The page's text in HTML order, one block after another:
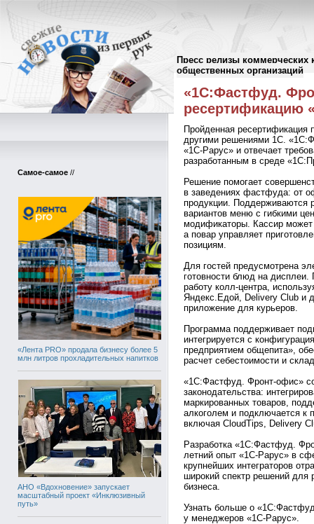
Пресс релизы коммерческих
общественных организаций
Самое-самое //
«Лента PRO» продала бизнесу более 5
млн литров прохладительных напитков
АНО «Вдохновение» запускает
масштабный проект «Инклюзивный
путь»
Пресс-релизы//
«1С:Фастфуд.
ресертификацию
Пройденная ресертификация
другими решениями 1С.
«1С-Рарус» и отвечает
разработанным в среде
Решение помогает
в заведениях фастфуда: от
продукции. Поддерживаются
вариантов меню с гибкими
модификаторы. Кассир может
а повар управляет
позициям.
Для гостей предусмотрена
готовности блюд на дисплеи.
работу колл-центра,
Яндекс.Едой, Delivery Club и
приложение для курьеров.
Программа поддерживает
интегрируется с
предприятием общепита»,
расчет себестоимости и
«1С:Фастфуд. Фронт-офис»
законодательства:
маркированных товаров,
алкоголем и подключается к
включая CloudTips, Delivery
Разработка «1С:Фастфуд.
летний опыт «1С-Рарус» в
крупнейших интеграторов
широкий спектр решений для
бизнеса.
Узнать больше о
у менеджеров «1С-Рарус».